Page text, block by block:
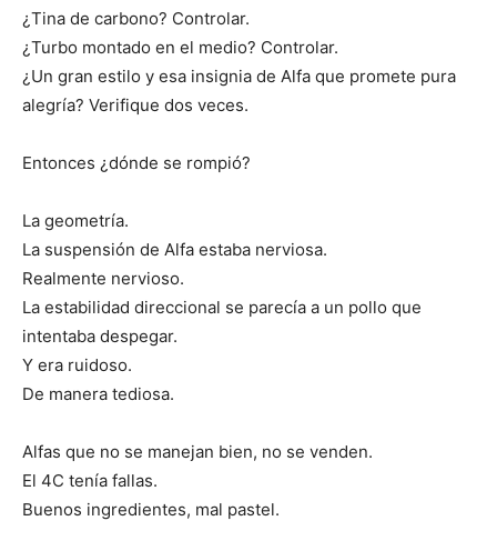
¿Tina de carbono? Controlar.
¿Turbo montado en el medio? Controlar.
¿Un gran estilo y esa insignia de Alfa que promete pura
alegría? Verifique dos veces.
Entonces ¿dónde se rompió?
La geometría.
La suspensión de Alfa estaba nerviosa.
Realmente nervioso.
La estabilidad direccional se parecía a un pollo que
intentaba despegar.
Y era ruidoso.
De manera tediosa.
Alfas que no se manejan bien, no se venden.
El 4C tenía fallas.
Buenos ingredientes, mal pastel.